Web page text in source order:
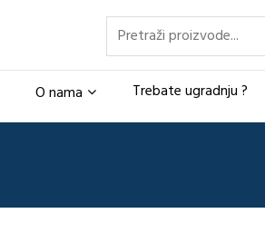
Pretraži
O nama Trebate ugradnju ?